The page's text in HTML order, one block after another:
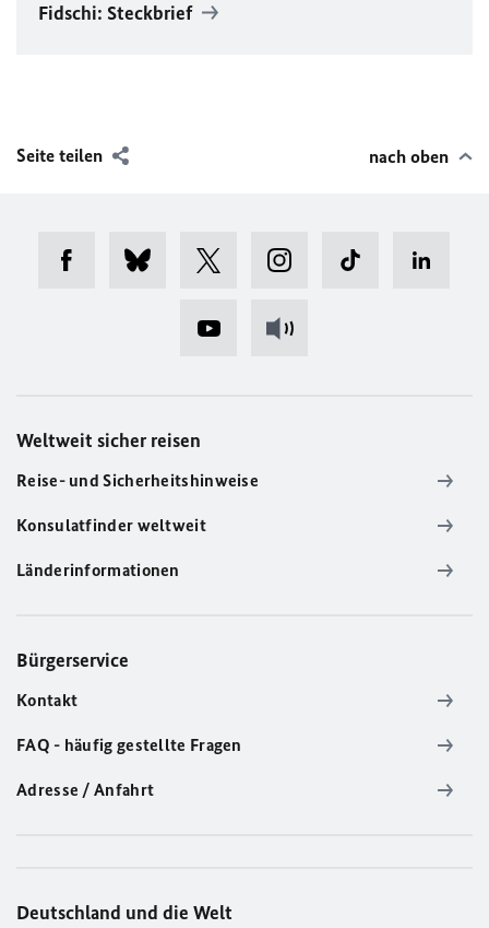
Fidschi: Steckbrief
Seite teilen nach oben
Weltweit sicher reisen
Reise- und Sicherheitshinweise
Konsulatfinder weltweit
Länderinformationen
Bürgerservice
Kontakt
FAQ - häufig gestellte Fragen
Adresse / Anfahrt
Deutschland und die Welt